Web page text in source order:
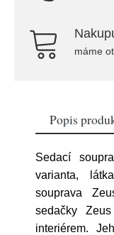
máme
Popis
Sedací
varianta,
souprava
sedačky
interiérem.